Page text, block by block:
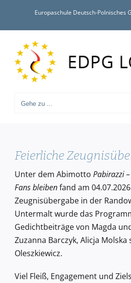
springen
Europaschule Deutsch-Polnisches
Gehe zu ...
Feierliche
Unter dem Abimotto Pabirazzi
Fans bleibenfand am
Zeugnisübergabe in der
Untermalt wurde das
Gedichtbeiträge von Magda
Zuzanna Barczyk, Alicja Molska
Oleszkiewicz.
Viel Fleiß, Engagement und